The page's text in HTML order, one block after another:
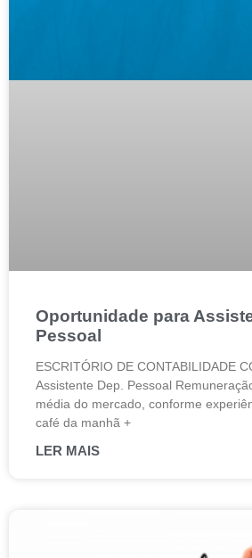
Oportunidade para
Pessoal
ESCRITÓRIO DE CONTABILIDADE
Assistente Dep. Pessoal
média do mercado, conforme
café da manhã +
LER MAIS